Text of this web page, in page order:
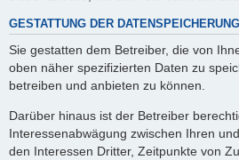
GESTATTUNG DER DATENSPEICHERUNG
Sie gestatten dem Betreiber, die von
oben näher spezifizierten Daten zu
betreiben und anbieten zu können.
Darüber hinaus ist der Betreiber
Interessenabwägung zwischen Ihren
den Interessen Dritter, Zeitpunkte von